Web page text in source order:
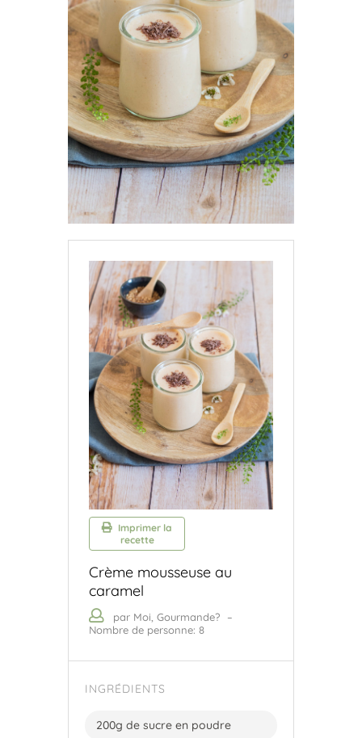
Imprimer la
recette
Crème mousseuse au
caramel
par Moi, Gourmande?
–
Nombre de personne: 8
INGRÉDIENTS
200g de sucre en poudre